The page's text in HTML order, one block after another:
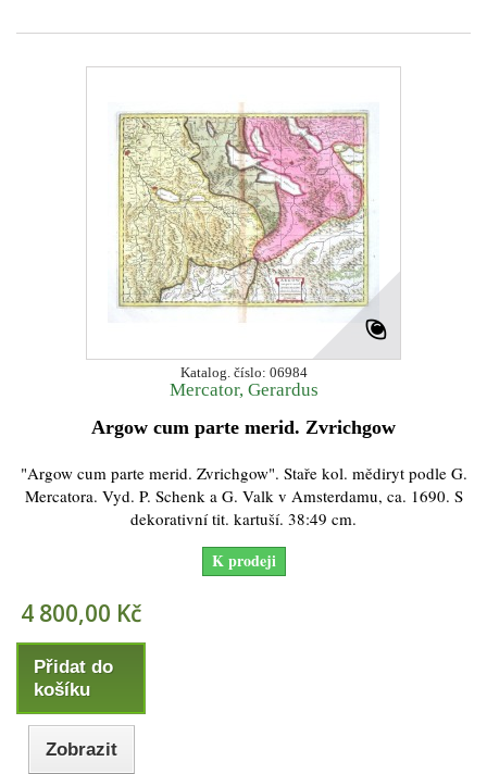
Katalog. číslo: 06984
Mercator, Gerardus
Argow cum parte merid. Zvrichgow
"Argow cum parte merid. Zvrichgow". Staře kol. mědiryt podle G.
Mercatora. Vyd. P. Schenk a G. Valk v Amsterdamu, ca. 1690. S
dekorativní tit. kartuší. 38:49 cm.
K prodeji
4 800,00 Kč
Přidat do
košíku
Zobrazit